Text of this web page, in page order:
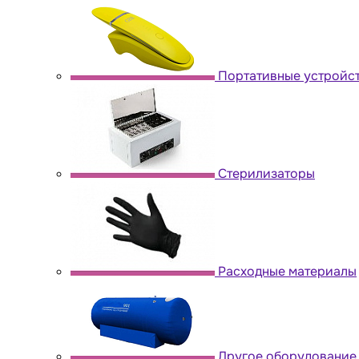
Портативные
Стерилизаторы
Расходные материалы